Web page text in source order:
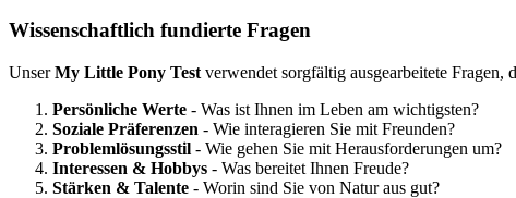
Wissenschaftlich fundierte Fragen
UnserMy Little Pony Test verwendet sorgfältig ausgearbeitete
Persönliche Werte - Was ist Ihnen im Leben am wichtigsten?
Soziale Präferenzen - Wie interagieren Sie mit Freunden?
Problemlösungsstil - Wie gehen Sie mit Herausforderungen um?
Interessen & Hobbys - Was bereitet Ihnen Freude?
Stärken & Talente - Worin sind Sie von Natur aus gut?